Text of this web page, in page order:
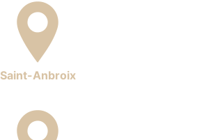
Saint-Anbroix